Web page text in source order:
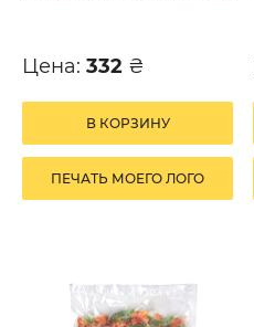
Цена: 332 ₴
В КОРЗИНУ
ПЕЧАТЬ МОЕГО ЛОГО